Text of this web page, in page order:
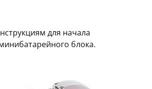
для начала
блока.